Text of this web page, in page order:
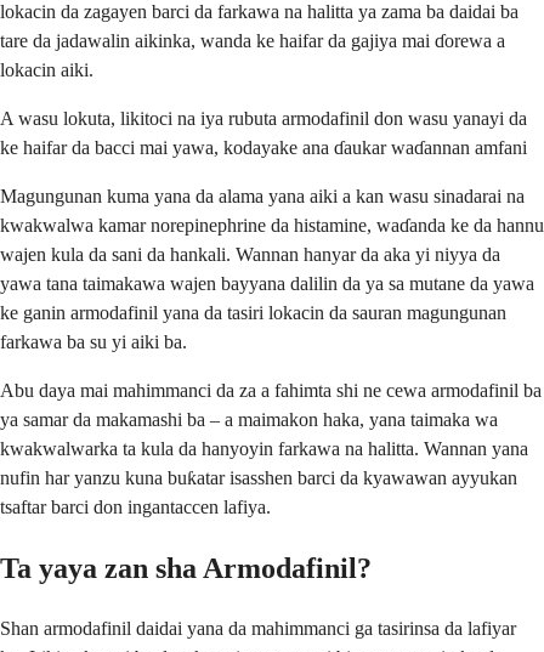
lokacin da zagayen barci da farkawa na halitta ya zama ba daidai ba
tare da jadawalin aikinka, wanda ke haifar da gajiya mai ɗorewa a
lokacin aiki.
A wasu lokuta, likitoci na iya rubuta armodafinil don wasu yanayi da
ke haifar da bacci mai yawa, kodayake ana ɗaukar waɗannan amfani
Magungunan kuma yana da alama yana aiki a kan wasu sinadarai na
kwakwalwa kamar norepinephrine da histamine, waɗanda ke da hannu
wajen kula da sani da hankali. Wannan hanyar da aka yi niyya da
yawa tana taimakawa wajen bayyana dalilin da ya sa mutane da yawa
ke ganin armodafinil yana da tasiri lokacin da sauran magungunan
farkawa ba su yi aiki ba.
Abu daya mai mahimmanci da za a fahimta shi ne cewa armodafinil ba
ya samar da makamashi ba – a maimakon haka, yana taimaka wa
kwakwalwarka ta kula da hanyoyin farkawa na halitta. Wannan yana
nufin har yanzu kuna buƙatar isasshen barci da kyawawan ayyukan
tsaftar barci don ingantaccen lafiya.
Ta yaya zan sha Armodafinil?
Shan armodafinil daidai yana da mahimmanci ga tasirinsa da lafiyar